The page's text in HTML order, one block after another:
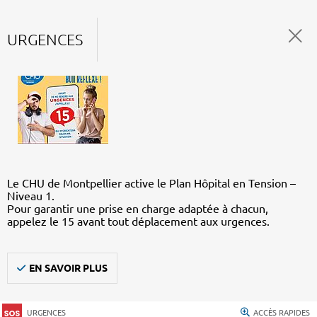
URGENCES
Le CHU de Montpellier active le Plan Hôpital en Tension –
Niveau 1.
Pour garantir une prise en charge adaptée à chacun,
appelez le 15 avant tout déplacement aux urgences.
EN SAVOIR PLUS
URGENCES ACCÈS RAPIDES